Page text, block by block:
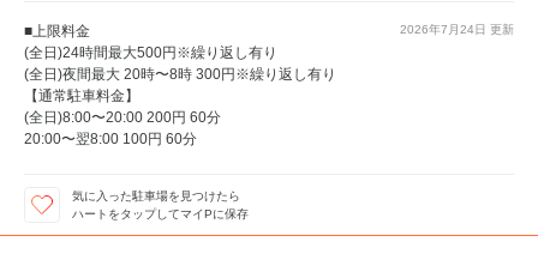
2026年7月24日 更新
■上限料金
(全日)24時間最大500円※繰り返し有り
(全日)夜間最大 20時〜8時 300円※繰り返し有り
【通常駐車料金】
(全日)8:00〜20:00 200円 60分
20:00〜翌8:00 100円 60分
気に入った駐車場を見つけたら
ハートをタップしてマイPに保存